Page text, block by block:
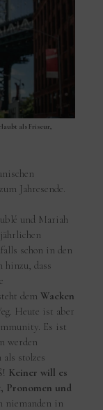
als Friseur,
Jahresende.
und Mariah
schon in den
hinzu, dass
dem Wacken
Heute ist aber
Es ist
werden
stolzes
Keiner will es
Pronomen und
niemanden in